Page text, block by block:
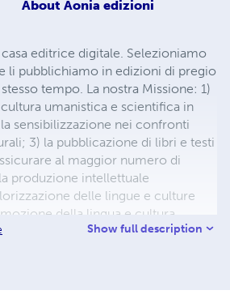
About Aonia edizioni
editrice digitale. Selezioniamo
li pubblichiamo in edizioni di pregio
tempo. La nostra Missione: 1)
umanistica e scientifica in
sensibilizzazione nei confronti
3) la pubblicazione di libri e testi
al maggior numero di
produzione intellettuale
delle lingue e culture
della lingua e cultura
Show full description